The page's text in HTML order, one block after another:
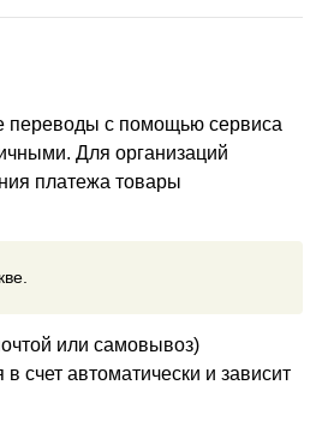
переводы с помощью сервиса
Для организаций
платежа товары
или самовывоз)
счет автоматически и зависит